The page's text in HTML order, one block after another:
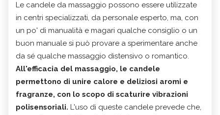
Le candele da massaggio possono essere utilizzate
in centri specializzati, da personale esperto, ma, con
un po' di manualità e magari qualche consiglio o un
buon manuale si può provare a sperimentare anche
da sé qualche massaggio distensivo o romantico.
All'efficacia del massaggio, le candele
permettono di unire calore e deliziosi aromi e
fragranze, con lo scopo di scaturire vibrazioni
polisensoriali. L'uso di queste candele prevede che,